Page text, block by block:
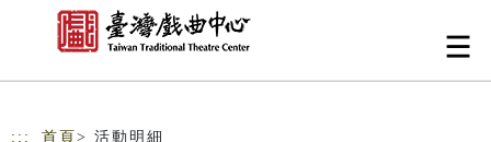
跳到主要內容
網站導覽
::: 首頁 > 活動明細